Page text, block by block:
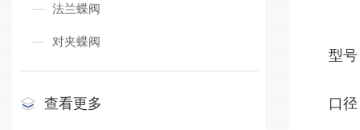
法兰蝶阀
对夹蝶阀
查看更多
型
口